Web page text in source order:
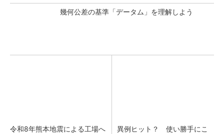
幾何公差の基準「データム」を理解しよう
令和8年熊本地震による工場へ
異例ヒット？ 使い勝手にこ